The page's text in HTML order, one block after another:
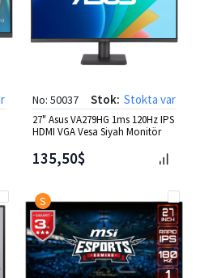
No: 50037 Stok: Stokta var
27" Asus VA279HG 1ms 120Hz IPS
HDMI VGA Vesa Siyah Monitör
135,50$
S